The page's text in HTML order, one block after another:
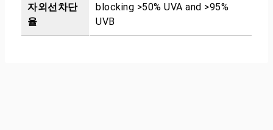
자외선차단
율
blocking >50% UVA and >95%
UVB